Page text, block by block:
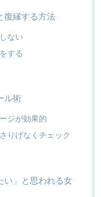
復縁する方法
ない
する
ル術
ジが効果的
りげなくチェック
い」と思われる女